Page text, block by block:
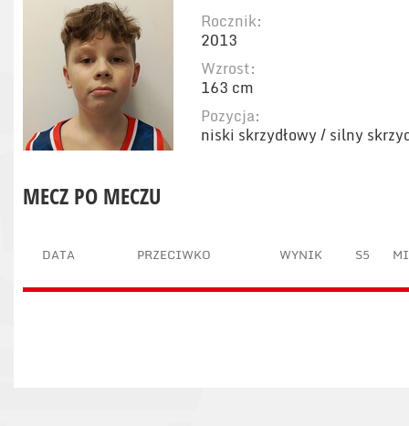
Rocznik:
2013
Wzrost:
163 cm
Pozycja:
niski skrzydłowy / silny
MECZ PO MECZU
DATA PRZECIWKO WYNIK S5